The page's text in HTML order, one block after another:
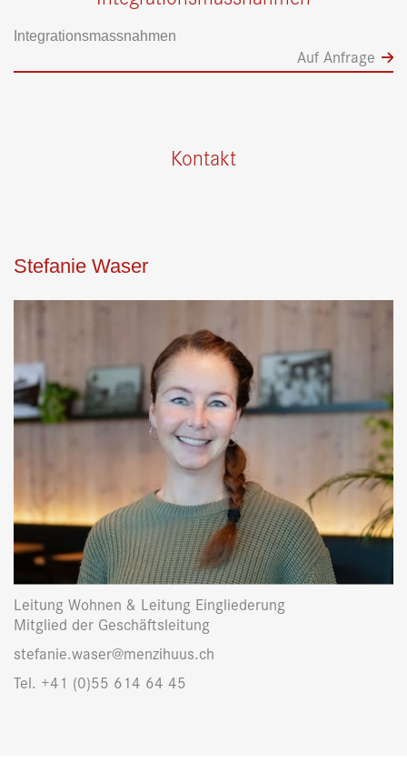
Integrationsmassnahmen
Auf Anfrage
Kontakt
Stefanie Waser
Leitung Wohnen & Leitung Eingliederung
Mitglied der Geschäftsleitung
stefanie.waser@menzihuus.ch
Tel. +41 (0)55 614 64 45